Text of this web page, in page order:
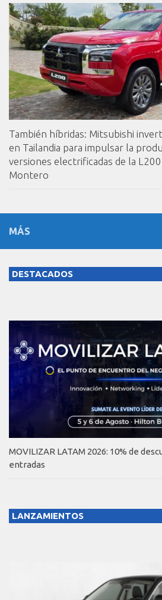
También híbridas: Mitsubishi
en Tailandia para impulsar la
versiones electrificadas de la
Montero
MÁS
DESTACADOS
MOVILIZAR LATAM 2026: 10% de
entradas
LANZAMIENTOS